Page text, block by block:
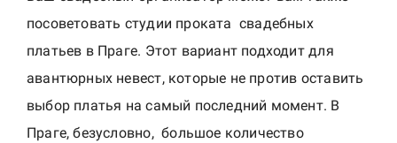
посоветовать студии проката свадебных
платьев в Праге. Этот вариант подходит для
авантюрных невест, которые не против оставить
выбор платья на самый последний момент. В
Праге, безусловно, большое количество